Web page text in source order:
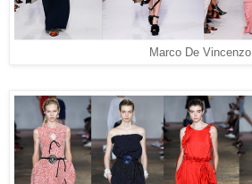
Marco De Vincenzo